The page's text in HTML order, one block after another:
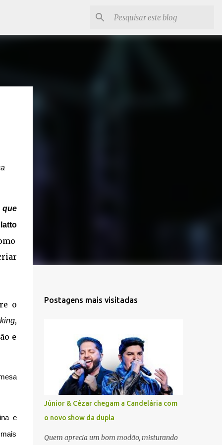
que
o
,
e
e
Postagens mais visitadas
Júnior & Cézar chegam a Candelária com
o novo show da dupla
Quem aprecia um bom modão, misturando